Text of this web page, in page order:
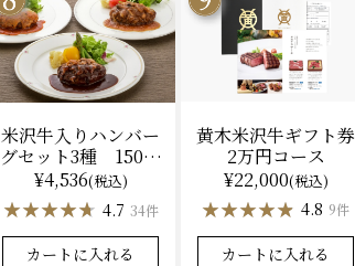
米沢牛入りハンバー
グセット3種 150ｇ
各2 【凍】湯せん
調理 化粧箱入
¥4,536(税込)
★★★★★
★★★★★ 4.7 34件
カートに入れる
黄木米沢牛ギフト券
2万円コース
¥22,000(税込)
★★★★★
★★★★★ 4.8 9件
カートに入れる